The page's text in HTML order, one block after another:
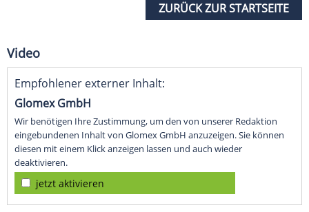
ZURÜCK ZUR STARTSEITE
Video
Empfohlener externer Inhalt:
Glomex GmbH
Wir benötigen Ihre Zustimmung, um den von unserer Redaktion
eingebundenen Inhalt von Glomex GmbH anzuzeigen. Sie können
diesen mit einem Klick anzeigen lassen und auch wieder
deaktivieren.
jetzt aktivieren